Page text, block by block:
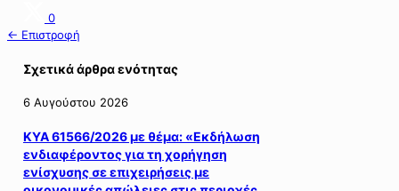
0
← Επιστροφή
Σχετικά άρθρα ενότητας
6 Αυγούστου 2026
ΚΥΑ 61566/2026 με θέμα: «Εκδήλωση
ενδιαφέροντος για τη χορήγηση
ενίσχυσης σε επιχειρήσεις με